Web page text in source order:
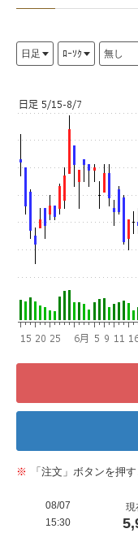
「注文」ボタンを押
08/07
15:30
現